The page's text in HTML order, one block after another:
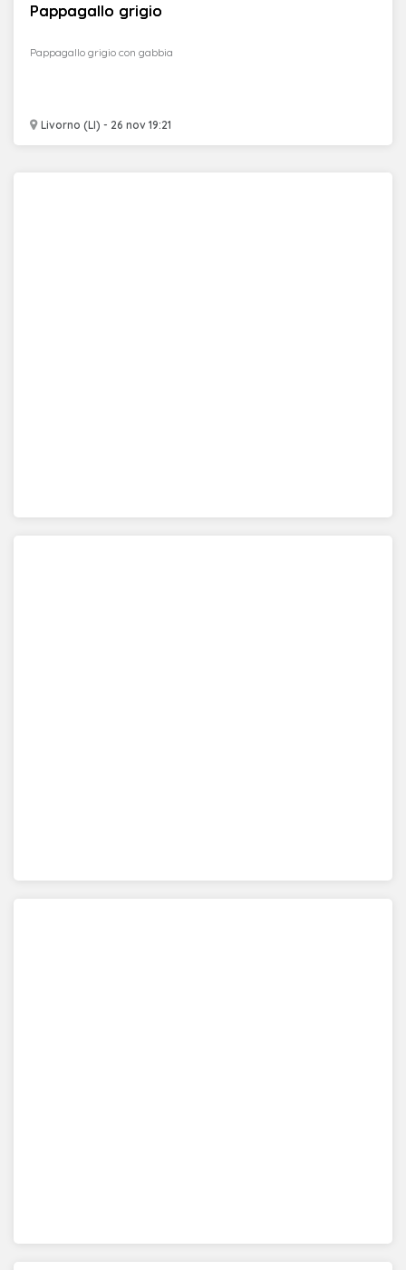
Pappagallo grigio
Livorno (LI) - 26 nov 19:21
Pappagallo grigio con gabbia